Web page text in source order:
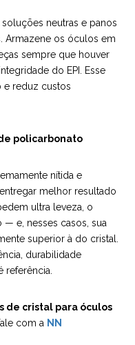
neutras e panos
Armazene os óculos em
sempre que houver
do EPI. Esse
e reduz custos
policarbonato
nítida e
melhor resultado
ultra leveza, o
e, nesses casos, sua
superior à do cristal.
durabilidade
referência.
de cristal para óculos
com a NN